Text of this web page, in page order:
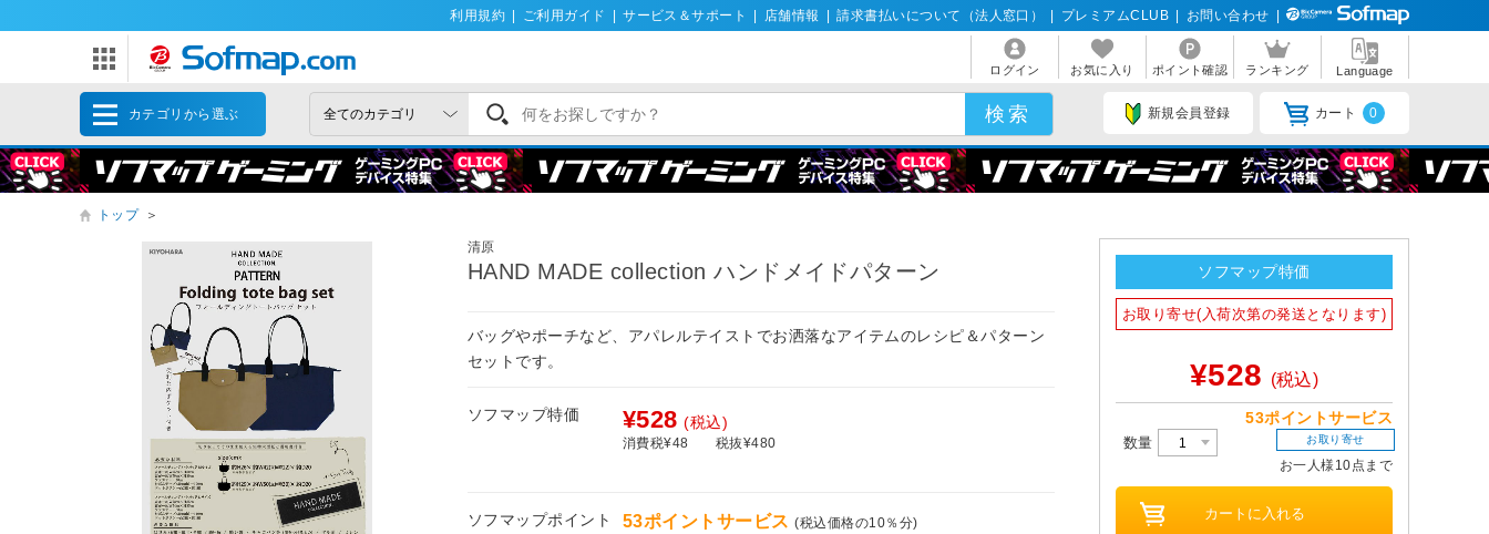
利用規約 ご利用ガイド サービス＆サポート 店舗情報 請求書払いについて（法人窓口） プレミアムCLUB お問い合わせ
ログイン お気に入り ポイント確認 ランキング Language
カテゴリから選ぶ 新規会員登録 カート 0
トップ ＞
清原
HAND MADE collection ハンドメイドパターン
バッグやポーチなど、アパレルテイストでお洒落なアイテムのレシピ＆パターン
セットです。
ソフマップ特価 ¥528 (税込)
消費税¥48 税抜¥480
ソフマップポイント 53ポイントサービス(税込価格の10％分)
ソフマップ特価
お取り寄せ(入荷次第の発送となります)
¥528 (税込)
53ポイントサービス
数量 お取り寄せ
お一人様10点まで